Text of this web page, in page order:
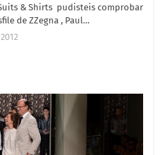
& Shirts pudisteis comprobar
de ZZegna , Paul…